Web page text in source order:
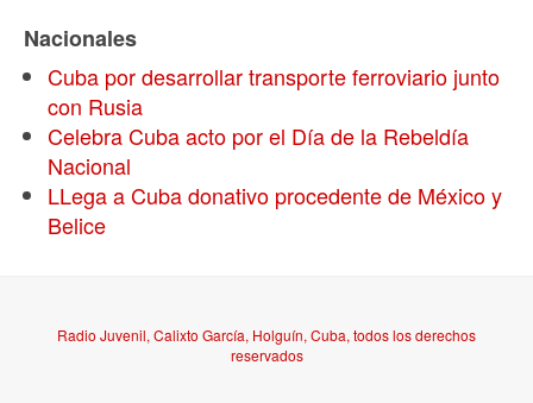
Nacionales
Cuba por desarrollar transporte ferroviario junto
con Rusia
Celebra Cuba acto por el Día de la Rebeldía
Nacional
LLega a Cuba donativo procedente de México y
Belice
Radio Juvenil, Calixto García, Holguín, Cuba, todos los derechos
reservados